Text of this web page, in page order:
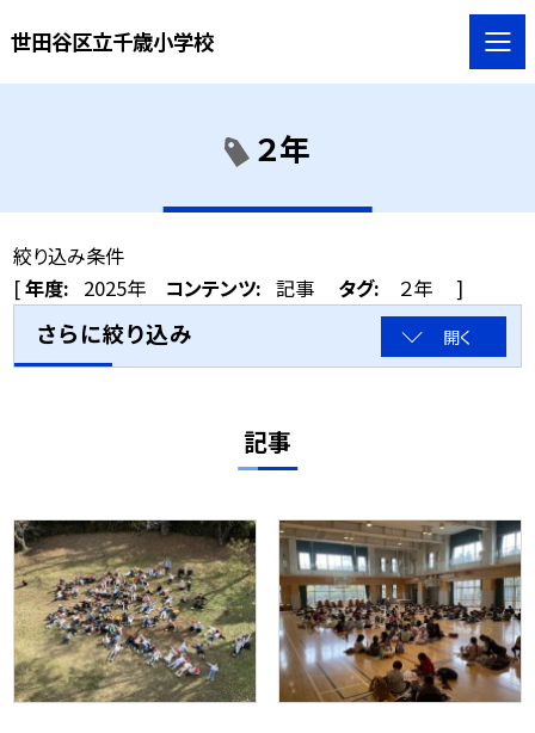
世田谷区立千歳小学校
２年
絞り込み条件
[年度: 2025年 コンテンツ: 記事 タグ: ２年 ]
さらに絞り込み 開く
記事